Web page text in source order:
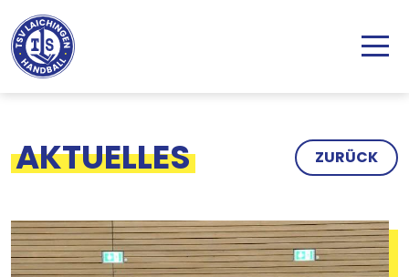
Direkt zum Inhalt
AKTUELLES ZURÜCK